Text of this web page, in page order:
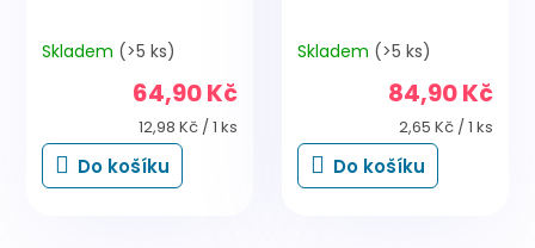
Skladem (>5 ks)
64,90 Kč
Měrná
cena:
12,98 Kč / 1 ks
Do košíku
Skladem (>5 ks)
84,90 Kč
Měrná
cena:
2,65 Kč / 1 ks
Do košíku